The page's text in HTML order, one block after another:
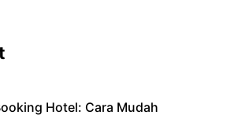
Hotel: Cara Mudah